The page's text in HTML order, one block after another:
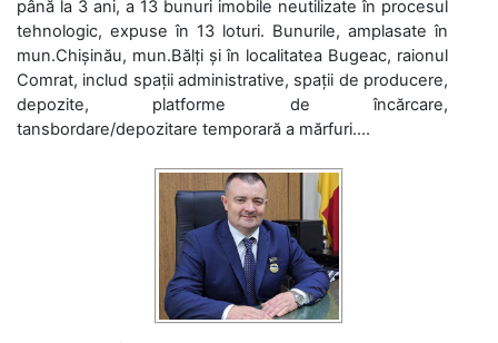
până la 3 ani, a 13 bunuri imobile neutilizate în procesul
tehnologic, expuse în 13 loturi. Bunurile, amplasate în
mun.Chișinău, mun.Bălți și în localitatea Bugeac, raionul
Comrat, includ spații administrative, spații de producere,
depozite, platforme de încărcare,
tansbordare/depozitare temporară a mărfuri....